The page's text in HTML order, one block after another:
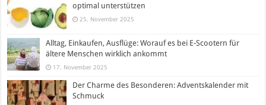
optimal unterstützen
25. November 2025
Alltag, Einkaufen, Ausflüge: Worauf es bei E-Scootern für
ältere Menschen wirklich ankommt
17. November 2025
Der Charme des Besonderen: Adventskalender mit
Schmuck